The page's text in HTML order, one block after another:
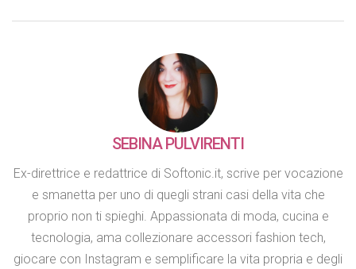
SEBINA PULVIRENTI
Ex-direttrice e redattrice di Softonic.it, scrive per vocazione
e smanetta per uno di quegli strani casi della vita che
proprio non ti spieghi. Appassionata di moda, cucina e
tecnologia, ama collezionare accessori fashion tech,
giocare con Instagram e semplificare la vita propria e degli